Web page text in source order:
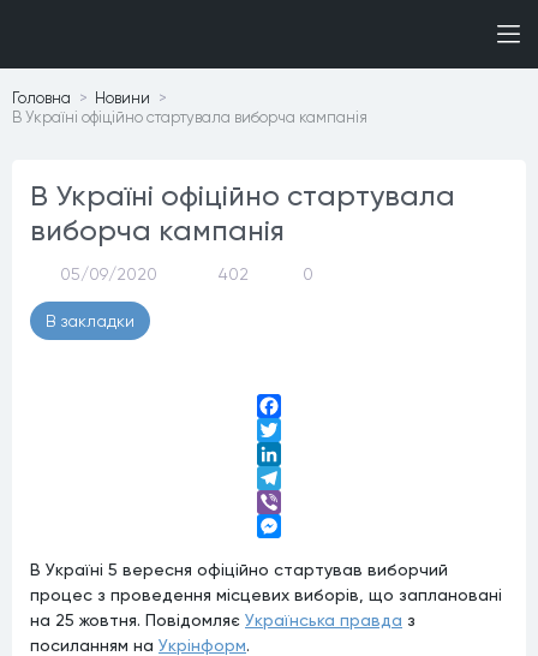
Головна
Новини
В Україні офіційно стартувала виборча кампанія
В Україні офіційно стартувала
виборча кампанія
05/09/2020 402 0
В закладки
Facebook
Twitter
LinkedIn
Telegram
Viber
В Україні 5 вересня офіційно стартував виборчий
процес з проведення місцевих виборів, що заплановані
на 25 жовтня. Повідомляє Українська правда з
посиланням на Укрінформ.